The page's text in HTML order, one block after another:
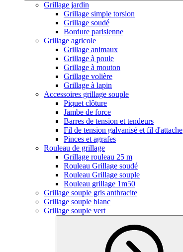
Grillage jardin
Grillage simple torsion
Grillage soudé
Bordure parisienne
Grillage agricole
Grillage animaux
Grillage à poule
Grillage à mouton
Grillage volière
Grillage à lapin
Accessoires grillage souple
Piquet clôture
Jambe de force
Barres de tension et tendeurs
Fil de tension galvanisé et fil d'attache
Pinces et agrafes
Rouleau de grillage
Grillage rouleau 25 m
Rouleau Grillage soudé
Rouleau Grillage souple
Rouleau grillage 1m50
Grillage souple gris anthracite
Grillage souple blanc
Grillage souple vert